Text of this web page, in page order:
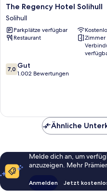
The
Regency
Hotel
Solihull
Solihull
The Regency Hotel Solihull
Solihull
Parkplätze verfügbar
Restaurant
7.0
von
7,0 Gut
1.002 Bewertungen
Ähnliche
Melde dich an, um
anzuzeigen. Mehr
Anmelden Jetzt